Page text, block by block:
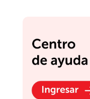
Bañera Aqua Reyplast
Decorada Clarificada
Niño